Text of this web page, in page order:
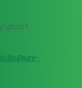
utca 1.